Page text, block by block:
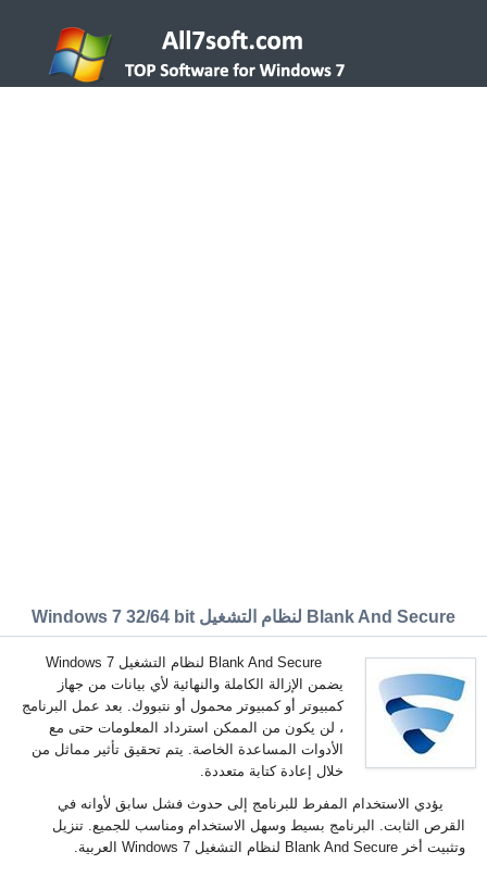
Blank And Secure لنظام التشغيل Windows 7 32/64 bit
Blank And Secure لنظام التشغيل Windows 7
يضمن الإزالة الكاملة والنهائية لأي بيانات من جهاز
كمبيوتر أو كمبيوتر محمول أو نتبووك. بعد عمل البرنامج
، لن يكون من الممكن استرداد المعلومات حتى مع
الأدوات المساعدة الخاصة. يتم تحقيق تأثير مماثل من
خلال إعادة كتابة متعددة.
يؤدي الاستخدام المفرط للبرنامج إلى حدوث فشل سابق لأوانه في
القرص الثابت. البرنامج بسيط وسهل الاستخدام ومناسب للجميع. تنزيل
وتثبيت أخر Blank And Secure لنظام التشغيل Windows 7 العربية.